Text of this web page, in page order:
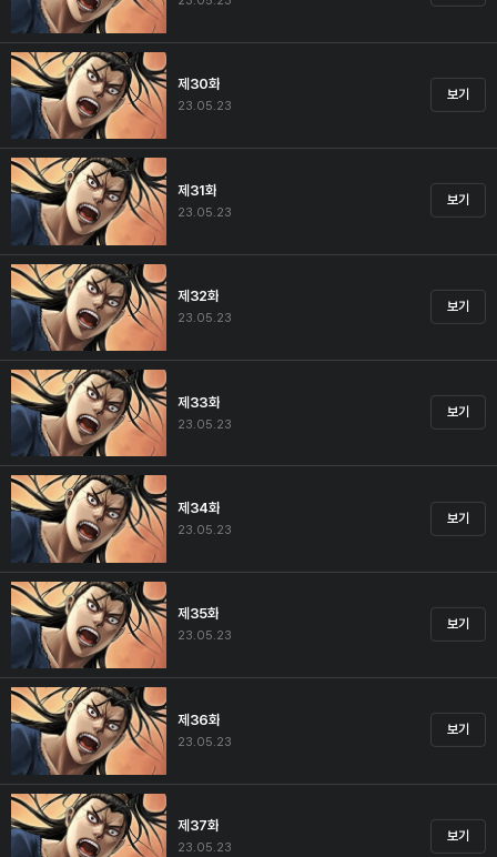
제30화
23.05.23
보기
제31화
23.05.23
보기
제32화
23.05.23
보기
제33화
23.05.23
보기
제34화
23.05.23
보기
제35화
23.05.23
보기
제36화
23.05.23
보기
제37화
23.05.23
보기